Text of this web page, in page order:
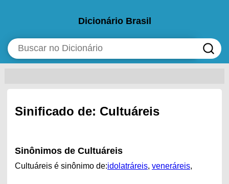
Dicionário Brasil
Sinificado de: Cultuáreis
Sinônimos de Cultuáreis
Cultuáreis é sinônimo de:idolatráreis, veneráreis,